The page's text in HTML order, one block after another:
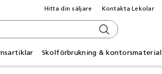
Skolförbrukning & kontorsmaterial
Hitta din säljare Kontakta Lekolar